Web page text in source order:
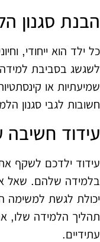
הבנת סגנון
כל ילד הוא ייחודי,
לשגשג בסביבת
שמיעתיות או
חשובות לגבי סגנון
עידוד
עידוד ילדכם לשקף את
בלמידה שלהם. שאל
יכולת לגשת למשימה
תהליך הלמידה שלו,
עתידיים.